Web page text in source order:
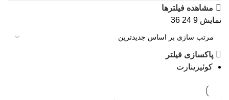
مشاهده فیلترها
نمایش 9
24
36
پاکسازی فیلتر
کوئیزینارت